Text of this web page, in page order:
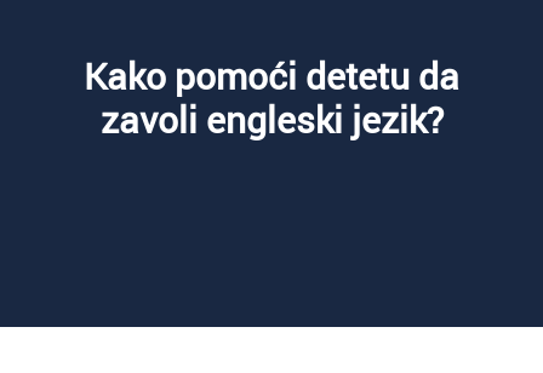
JEZIČKI KAMPOVI
Kako pomoći detetu da
zavoli engleski jezik?